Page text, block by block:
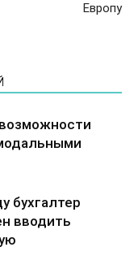
Европу
бухгалтер
вводить